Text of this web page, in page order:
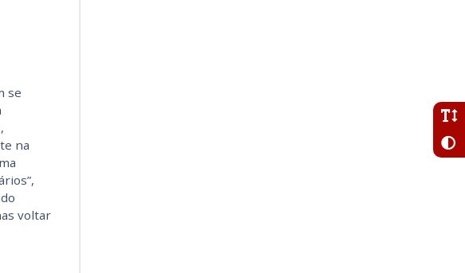
se
na
voltar